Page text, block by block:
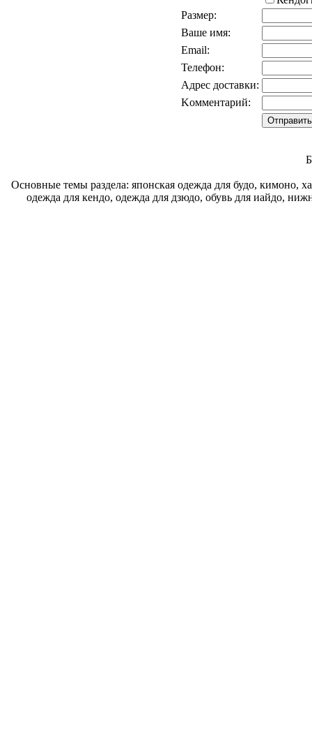
Размер:
Ваше имя:
Email:
Телефон:
Адрес доставки:
Kомментарий:
Основные темы раздела: японская одежда для будо, кимоно,
одежда для кендо, одежда для дзюдо, обувь для иайдо,